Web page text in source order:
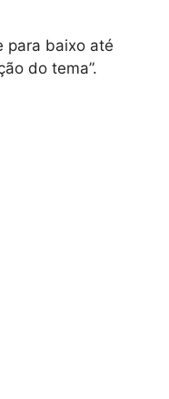
para baixo até
do tema”.